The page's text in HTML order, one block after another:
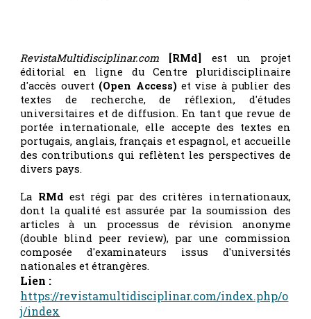
RevistaMultidisciplinar.com [RMd] est un projet
éditorial en ligne du Centre pluridisciplinaire
d'accès ouvert (Open Access) et vise à publier des
textes de recherche, de réflexion, d'études
universitaires et de diffusion. En tant que revue de
portée internationale, elle accepte des textes en
portugais, anglais, français et espagnol, et accueille
des contributions qui reflètent les perspectives de
divers pays.
La RMd est régi par des critères internationaux,
dont la qualité est assurée par la soumission des
articles à un processus de révision anonyme
(double blind peer review), par une commission
composée d'examinateurs issus d'universités
nationales et étrangères.
Lien :
https://revistamultidisciplinar.com/index.php/o
j/index